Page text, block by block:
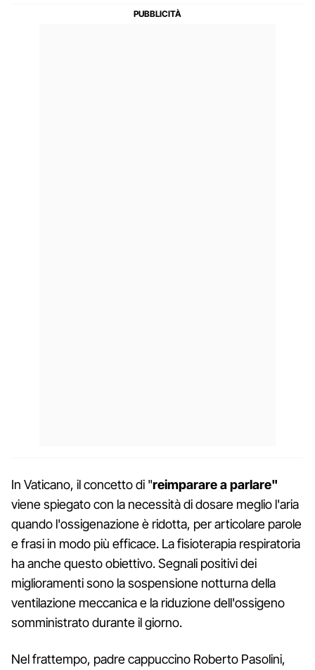
In Vaticano, il concetto di "reimparare a parlare"
viene spiegato con la necessità di dosare meglio l'aria
quando l'ossigenazione è ridotta, per articolare parole
e frasi in modo più efficace. La fisioterapia respiratoria
ha anche questo obiettivo. Segnali positivi dei
miglioramenti sono la sospensione notturna della
ventilazione meccanica e la riduzione dell'ossigeno
somministrato durante il giorno.
Nel frattempo, padre cappuccino Roberto Pasolini,